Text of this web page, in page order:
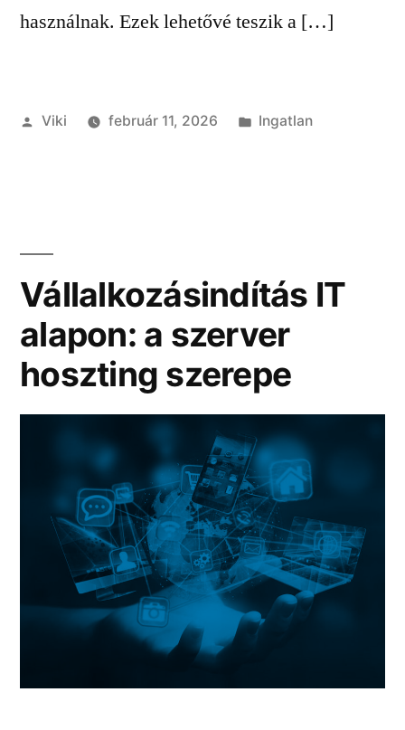
használnak. Ezek lehetővé teszik a […]
Szerző:
Viki február 11, 2026 Kategória:
Ingatlan
Vállalkozásindítás IT
alapon: a szerver
hoszting szerepe